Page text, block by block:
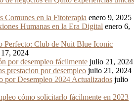
Comunes en la Fitoterapia enero 9, 2025
Humanas en la Era Digital enero 6,
Perfecto: Club de Nuit Blue Iconic
2024
por desempleo fácilmente julio 21, 2024
prestacion por desempleo julio 21, 2024
por Desempleo 2024 Actualizados julio
cómo solicitarlo fácilmente en 2023